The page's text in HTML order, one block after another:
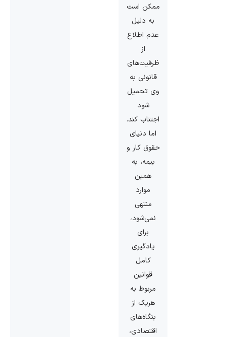
ممکن است
به دلیل
عدم اطلاع
از
ظرفیت‌های
قانونی به
وی تحمیل
شود
اجتناب کند.
اما دنیای
حقوق کار و
بیمه، به
همین
موارد
منتهی
نمی‌شود،
برای
یادگیری
کامل
قوانین
مربوط به
هریک از
بنگاه‌های
اقتصادی،